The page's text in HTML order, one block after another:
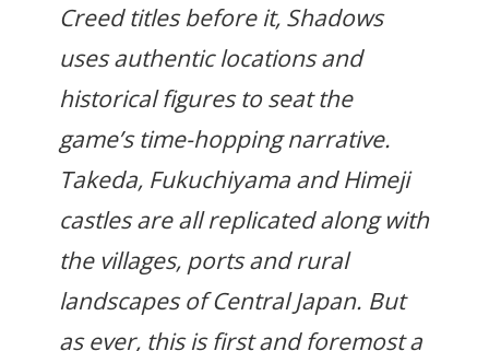
Creed titles before it, Shadows
uses authentic locations and
historical figures to seat the
game’s time-hopping narrative.
Takeda, Fukuchiyama and Himeji
castles are all replicated along with
the villages, ports and rural
landscapes of Central Japan. But
as ever, this is first and foremost a